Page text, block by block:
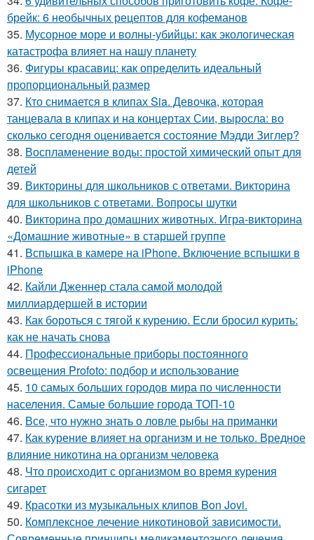
брейк: 6 необычных рецептов для кофеманов
35. Мусорное море и волны-убийцы: как экологическая
катастрофа влияет на нашу планету
36. Фигуры красавиц: как определить идеальный
пропорциональный размер
37. Кто снимается в клипах Sia. Девочка, которая
танцевала в клипах и на концертах Сии, выросла: во
сколько сегодня оценивается состояние Мэдди Зиглер?
38. Воспламенение воды: простой химический опыт для
детей
39. Викторины для школьников с ответами. Викторина
для школьников с ответами. Вопросы шутки
40. Викторина про домашних животных. Игра-викторина
«Домашние животные» в старшей группе
41. Вспышка в камере на iPhone. Включение вспышки в
iPhone
42. Кайли Дженнер стала самой молодой
миллиардершей в истории
43. Как бороться с тягой к курению. Если бросил курить:
как не начать снова
44. Профессиональные приборы постоянного
освещения Profoto: подбор и использование
45. 10 самых больших городов мира по численности
населения. Самые большие города ТОП-10
46. Все, что нужно знать о ловле рыбы на приманки
47. Как курение влияет на организм и не только. Вредное
влияние никотина на организм человека
48. Что происходит с организмом во время курения
сигарет
49. Красотки из музыкальных клипов Bon Jovi.
50. Комплексное лечение никотиновой зависимости.